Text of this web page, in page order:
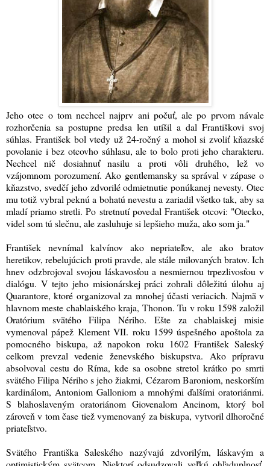
Jeho otec o tom nechcel najprv ani počuť, ale po prvom návale
rozhorčenia sa postupne predsa len utíšil a dal Františkovi svoj
súhlas. František bol vtedy už 24-ročný a mohol si zvoliť kňazské
povolanie i bez otcovho súhlasu, ale to bolo proti jeho charakteru.
Nechcel nič dosiahnuť nasilu a proti vôli druhého, lež vo
vzájomnom porozumení. Ako gentlemansky sa správal v zápase o
kňazstvo, svedčí jeho zdvorilé odmietnutie ponúkanej nevesty. Otec
mu totiž vybral peknú a bohatú nevestu a zariadil všetko tak, aby sa
mladí priamo stretli. Po stretnutí povedal František otcovi: "Otecko,
videl som tú slečnu, ale zasluhuje si lepšieho muža, ako som ja."
František nevnímal kalvínov ako nepriateľov, ale ako bratov
heretikov, rebelujúcich proti pravde, ale stále milovaných bratov. Ich
hnev odzbrojoval svojou láskavosťou a nesmiernou trpezlivosťou v
dialógu. V tejto jeho misionárskej práci zohrali dôležitú úlohu aj
Quarantore, ktoré organizoval za mnohej účasti veriacich. Najmä v
hlavnom meste chablaiského kraja, Thonon. Tu v roku 1598 založil
Oratórium svätého Filipa Nériho. Ešte za chablaiskej misie
vymenoval pápež Klement VII. roku 1599 úspešného apoštola za
pomocného biskupa, až napokon roku 1602 František Saleský
celkom prevzal vedenie ženevského biskupstva. Ako prípravu
absolvoval cestu do Ríma, kde sa osobne stretol krátko po smrti
svätého Filipa Nériho s jeho žiakmi, Cézarom Baroniom, neskorším
kardinálom, Antoniom Galloniom a mnohými ďalšími oratoriánmi.
S blahoslaveným oratoriánom Giovenalom Ancinom, ktorý bol
zároveň v tom čase tiež vymenovaný za biskupa, vytvoril dlhoročné
priateľstvo.
Svätého Františka Saleského nazývajú zdvorilým, láskavým a